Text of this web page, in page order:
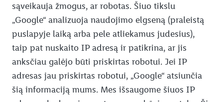
sąveikauja žmogus, ar robotas. Šiuo tikslu
„Google“ analizuoja naudojimo elgseną (praleistą
puslapyje laiką arba pele atliekamus judesius),
taip pat nuskaito IP adresą ir patikrina, ar jis
anksčiau galėjo būti priskirtas robotui. Jei IP
adresas jau priskirtas robotui, „Google“ atsiunčia
šią informaciją mums. Mes išsaugome šiuos IP